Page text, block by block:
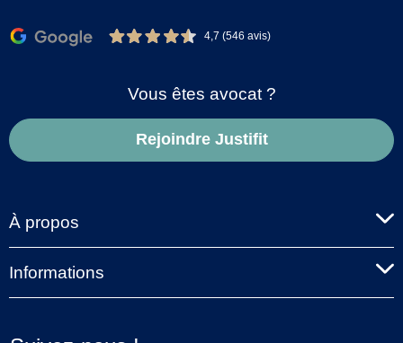
4,7 (546 avis)
Vous êtes avocat ?
Rejoindre Justifit
À propos
Informations